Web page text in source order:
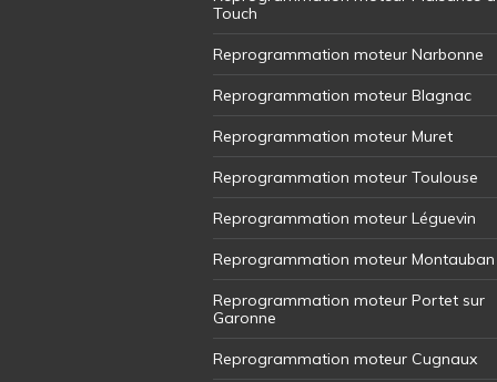
Touch
Reprogrammation moteur Narbonne
Reprogrammation moteur Blagnac
Reprogrammation moteur Muret
Reprogrammation moteur Toulouse
Reprogrammation moteur Léguevin
Reprogrammation moteur Montauban
Reprogrammation moteur Portet sur
Garonne
Reprogrammation moteur Cugnaux